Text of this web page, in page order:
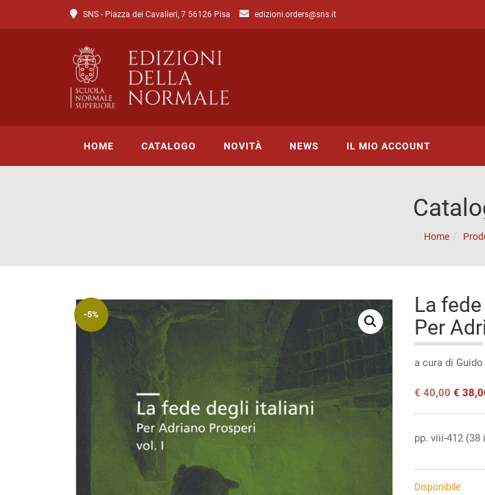
SNS - Piazza dei Cavalieri, 7 56126 Pisa edizioni.orders@sns.it
HOME CATALOGO
Catalogo di Scienze
Riviste
Open access
NOVITÀ NEWS IL MIO ACCOUNT
Home
-5%
La
Per
a cura di
Il
originale
€ 40,00.
€ 40,00Il
attuale
è:
€
€
pp. viii-412 (38
Disponibile